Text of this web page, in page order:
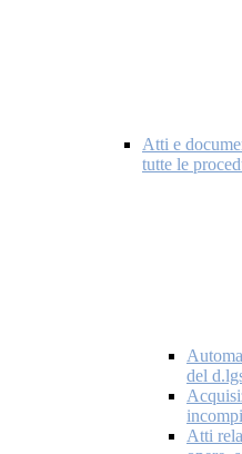
Atti e
tutte le
del
Atti